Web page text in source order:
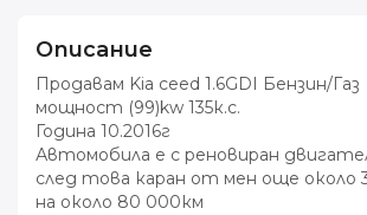
Описание
Продавам Kia ceed 1.6GDI Бензин/Газ
мощност (99)kw 135к.с.
Година 10.2016г
Автомобила е с реновиран
след това каран от мен още около
на около 80 000км